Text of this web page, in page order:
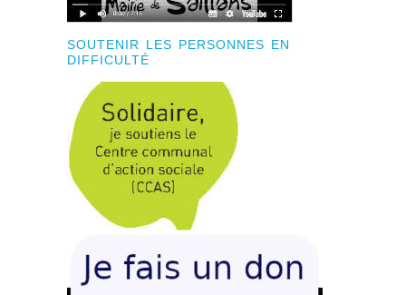
SOUTENIR LES PERSONNES EN
DIFFICULTÉ